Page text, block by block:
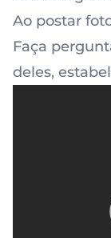
Ao postar
Faça
deles,